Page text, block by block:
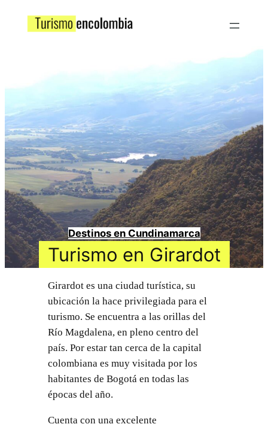
Destinos en Cundinamarca
Turismo en Girardot
Girardot es una ciudad turística, su
ubicación la hace privilegiada para el
turismo. Se encuentra a las orillas del
Río Magdalena, en pleno centro del
país. Por estar tan cerca de la capital
colombiana es muy visitada por los
habitantes de Bogotá en todas las
épocas del año.
Cuenta con una excelente